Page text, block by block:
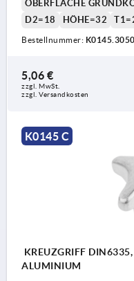
OBERFLÄCHE
D2=18
HÖHE=32
Bestellnummer:
5,06 €
zzgl. MwSt.
zzgl. Versandkosten
K0145 C
KREUZGRIFF
ALUMINIUM